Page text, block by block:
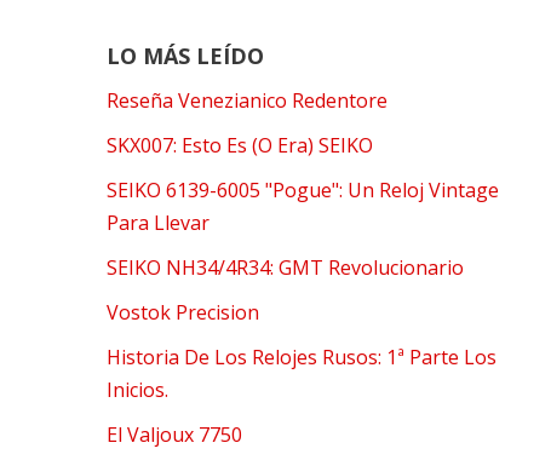
LO MÁS LEÍDO
Reseña Venezianico Redentore
SKX007: Esto Es (O Era) SEIKO
SEIKO 6139-6005 "Pogue": Un Reloj Vintage
Para Llevar
SEIKO NH34/4R34: GMT Revolucionario
Vostok Precision
Historia De Los Relojes Rusos: 1ª Parte Los
Inicios.
El Valjoux 7750